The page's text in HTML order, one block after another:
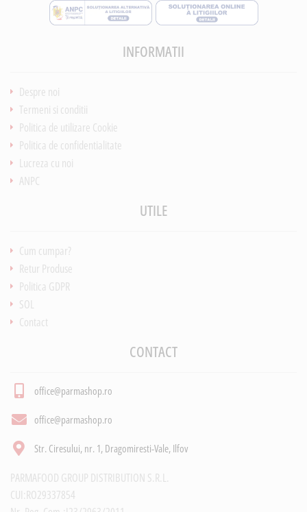
INFORMATII
Despre noi
Termeni si conditii
Politica de utilizare Cookie
Politica de confidentialitate
Lucreza cu noi
ANPC
UTILE
Cum cumpar?
Retur Produse
Politica GDPR
SOL
Contact
CONTACT
office@parmashop.ro
office@parmashop.ro
Str. Ciresului, nr. 1, Dragomiresti-Vale, Ilfov
PARMAFOOD GROUP DISTRIBUTION S.R.L.
CUI:RO29337854